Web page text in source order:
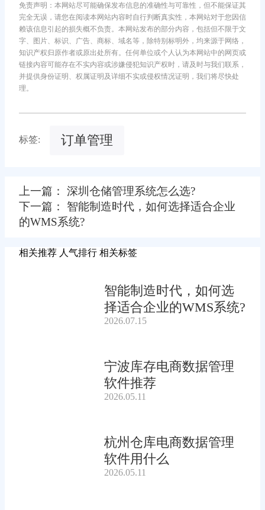
免责声明：本网站尽可能确保发布信息的准确性与可靠性，但不能保证其
完全无误，请您在阅读本网站内容时自行判断真实性，本网站对于您因信
赖该信息引起的损失概不负责。本网站发布的部分内容，包括但不限于文
字、图片、标识、广告、商标、域名等，除特别标明外，均来源于网络，
知识产权归原作者或原出处所有。任何单位或个人认为本网站中的网页或
链接内容可能存在不实内容或涉嫌侵犯知识产权时，请及时与我们联系，
并提供身份证明、权属证明及详细不实或侵权情况证明，我们将尽快处
理。
标签: 订单管理
上一篇： 深圳仓储管理系统怎么选?
下一篇： 智能制造时代，如何选择适合企业
的WMS系统?
相关推荐 人气排行 相关标签
智能制造时代，如何选
择适合企业的WMS系统?
2026.07.15
宁波库存电商数据管理
软件推荐
2026.05.11
杭州仓库电商数据管理
软件用什么
2026.05.11